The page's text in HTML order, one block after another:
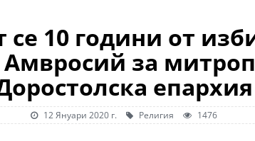
10 години от
за
епархия
12 Януари 2020 г. Религия 1476